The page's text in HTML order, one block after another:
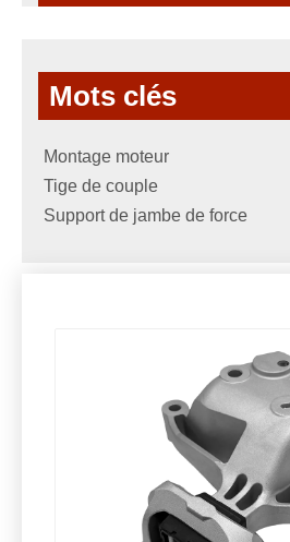
Mots clés
Montage moteur
Tige de couple
Support de jambe de force